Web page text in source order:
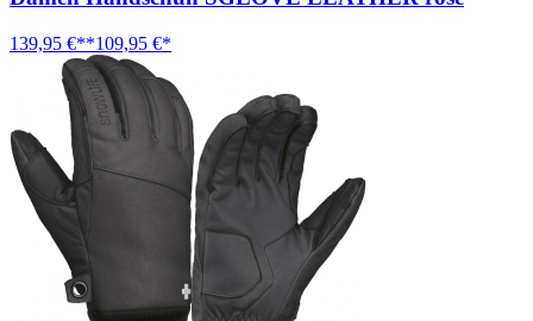
139,95 €**109,95 €*